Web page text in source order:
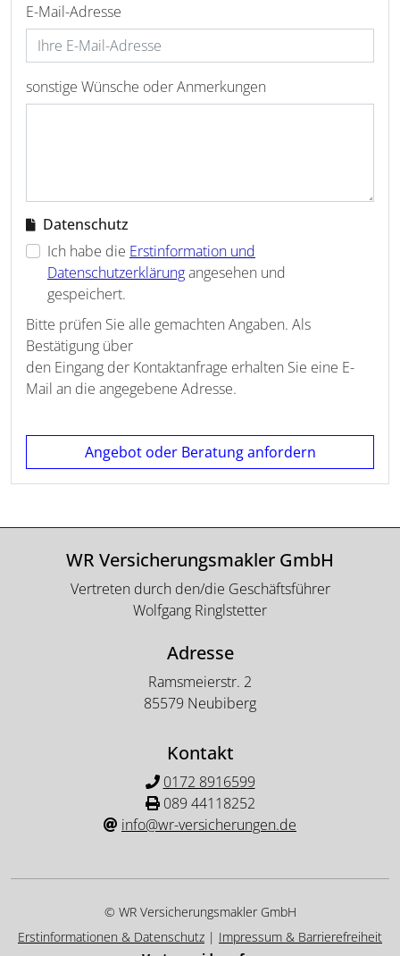
E-Mail-Adresse
sonstige Wünsche oder Anmerkungen
Datenschutz
Ich habe die Erstinformation und
Datenschutzerklärungangesehen und
gespeichert.
Bitte prüfen Sie alle gemachten Angaben. Als
Bestätigung über
den Eingang der Kontaktanfrage erhalten Sie eine E-
Mail an die angegebene Adresse.
Angebot oder Beratung anfordern
WR Versicherungsmakler GmbH
Vertreten durch den/die Geschäftsführer
Wolfgang Ringlstetter
Adresse
Ramsmeierstr. 2
85579 Neubiberg
Kontakt
0172 8916599
089 44118252
info@wr-versicherungen.de
© WR Versicherungsmakler GmbH
Erstinformationen & Datenschutz | Impressum & Barrierefreiheit